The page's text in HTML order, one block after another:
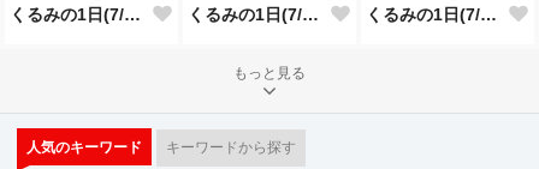
くるみの1日(7/22投稿分) くるみの1日(7/21投稿分) くるみの1日(7/20投稿分)
もっと見る
人気のキーワード キーワードから探す